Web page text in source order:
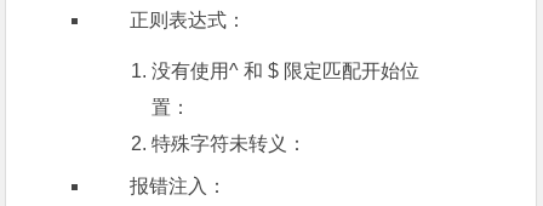
正则表达式：
没有使用^ 和 $ 限定匹配开始位
置：
特殊字符未转义：
报错注入：